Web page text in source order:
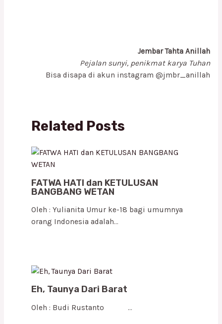
Jembar Tahta Anillah
Pejalan sunyi, penikmat karya Tuhan
Bisa disapa di akun instagram @jmbr_anillah
Related Posts
FATWA HATI dan KETULUSAN
BANGBANG WETAN
Oleh : Yulianita Umur ke-18 bagi umumnya
orang Indonesia adalah…
Eh, Taunya Dari Barat
Oleh : Budi Rustanto …